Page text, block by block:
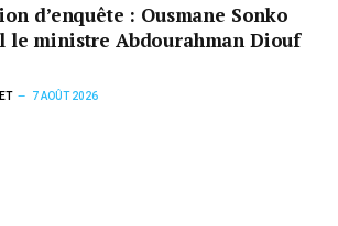
d’enquête : Ousmane Sonko
le ministre Abdourahman Diouf
7 AOÛT 2026